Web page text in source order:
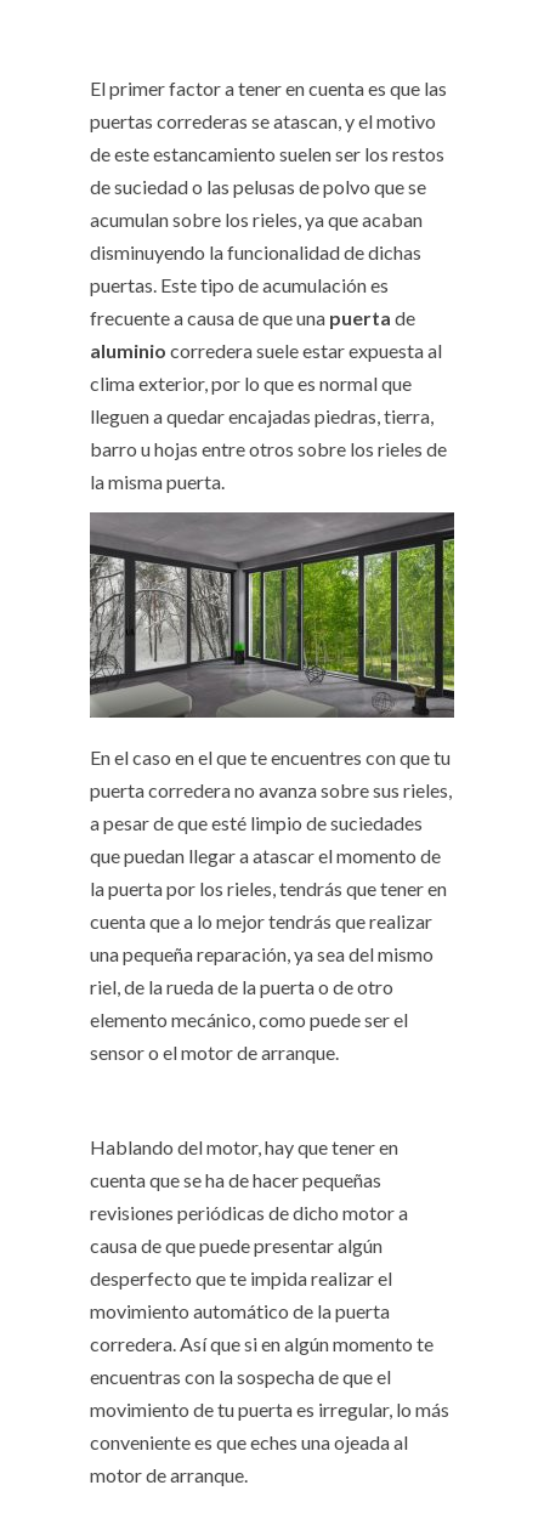
El primer factor a tener en cuenta es que las
puertas correderas se atascan, y el motivo
de este estancamiento suelen ser los restos
de suciedad o las pelusas de polvo que se
acumulan sobre los rieles, ya que acaban
disminuyendo la funcionalidad de dichas
puertas. Este tipo de acumulación es
frecuente a causa de que una puerta de
aluminio corredera suele estar expuesta al
clima exterior, por lo que es normal que
lleguen a quedar encajadas piedras, tierra,
barro u hojas entre otros sobre los rieles de
la misma puerta.
En el caso en el que te encuentres con que tu
puerta corredera no avanza sobre sus rieles,
a pesar de que esté limpio de suciedades
que puedan llegar a atascar el momento de
la puerta por los rieles, tendrás que tener en
cuenta que a lo mejor tendrás que realizar
una pequeña reparación, ya sea del mismo
riel, de la rueda de la puerta o de otro
elemento mecánico, como puede ser el
sensor o el motor de arranque.
Hablando del motor, hay que tener en
cuenta que se ha de hacer pequeñas
revisiones periódicas de dicho motor a
causa de que puede presentar algún
desperfecto que te impida realizar el
movimiento automático de la puerta
corredera. Así que si en algún momento te
encuentras con la sospecha de que el
movimiento de tu puerta es irregular, lo más
conveniente es que eches una ojeada al
motor de arranque.